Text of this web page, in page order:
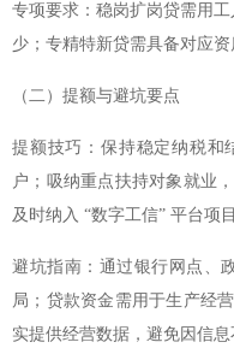
专项要求：稳岗扩岗贷需用
少；专精特新贷需具备对应资
（二）提额与避坑要点
提额技巧：保持稳定纳税和
户；吸纳重点扶持对象就业
及时纳入 “数字工信” 平台项
避坑指南：通过银行网点、
局；贷款资金需用于生产经
实提供经营数据，避免因信息